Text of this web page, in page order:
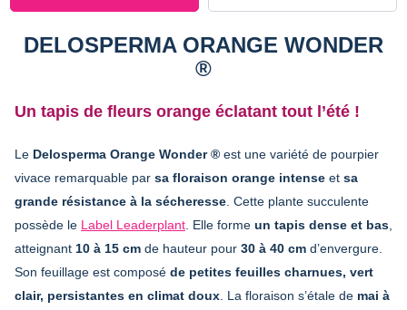
DELOSPERMA ORANGE WONDER
®
Un tapis de fleurs orange éclatant tout l’été !
Le Delosperma Orange Wonder ® est une variété de pourpier
vivace remarquable par sa floraison orange intense et sa
grande résistance à la sécheresse . Cette plante succulente
possède le Label Leaderplant . Elle forme un tapis dense et bas
atteignant 10 à 15 cm de hauteur pour 30 à 40 cm d’envergure.
Son feuillage est composé de petites feuilles charnues, vert
clair, persistantes en climat doux . La floraison s’étale de mai à